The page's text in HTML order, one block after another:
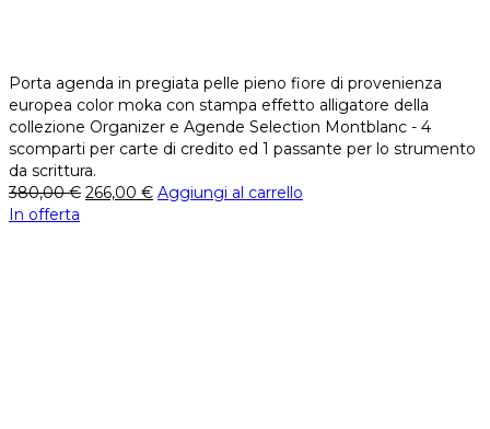
Porta agenda in pregiata pelle pieno fiore di provenienza
europea color moka con stampa effetto alligatore della
collezione Organizer e Agende Selection Montblanc - 4
scomparti per carte di credito ed 1 passante per lo strumento
da scrittura.
380,00€ 266,00 € Aggiungi al carrello
In offerta